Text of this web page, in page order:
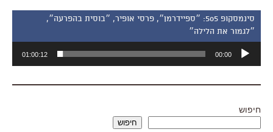
סינמסקופ 505: ״ספיידרמן״, פרסי אופיר, ״בוסית בהפרעה״,
״לגמור את הלילה״
אודיו
00:00
01:00:12
חיפוש
חיפוש